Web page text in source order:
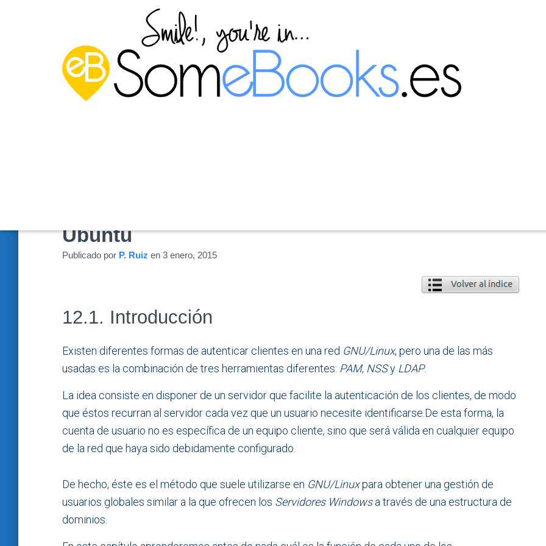
Ubuntu
Publicado por P. Ruiz en 3 enero, 2015
12.1. Introducción
Existen diferentes formas de autenticar clientes en una red GNU/Linux, pero una de las más
usadas es la combinación de tres herramientas diferentes: PAM, NSSy LDAP.
La idea consiste en disponer de un servidor que facilite la autenticación de los clientes, de modo
que éstos recurran al servidor cada vez que un usuario necesite identificarse.De esta forma, la
cuenta de usuario no es específica de un equipo cliente, sino que será válida en cualquier equipo
de la red que haya sido debidamente configurado.
De hecho, éste es el método que suele utilizarse en GNU/Linuxpara obtener una gestión de
usuarios globales similar a la que ofrecen los Servidores Windowsa través de una estructura de
dominios.